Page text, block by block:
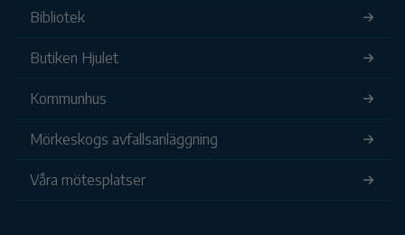
Bibliotek
Butiken Hjulet
Kommunhus
Mörkeskogs avfallsanläggning
Våra mötesplatser